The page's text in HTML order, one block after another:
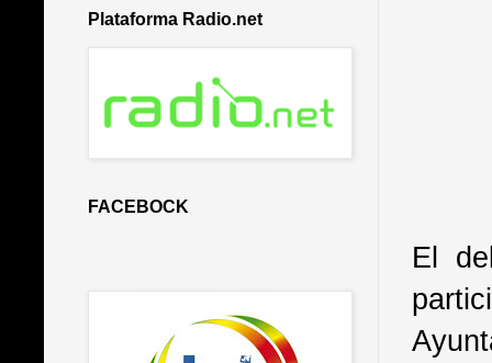
El
Plataforma Radio.net
FACEBOCK